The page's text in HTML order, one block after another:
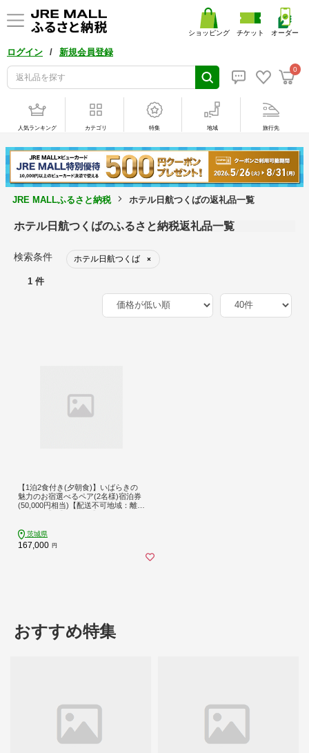
ログイン / 新規会員登録
0
ショッピング チケット オーダー
人気ランキング カテゴリ 特集 地域 旅行先
JRE MALLふるさと納税 ホテル日航つくばの返礼品一覧
ホテル日航つくばのふるさと納税返礼品一覧
検索条件 ホテル日航つくば ×
1 件
【1泊2食付き(夕朝食)】いばらきの
魅力のお宿選べるペア(2名様)宿泊券
(50,000円相当)【配送不可地域：離
茨城県
167,000 円
おすすめ特集